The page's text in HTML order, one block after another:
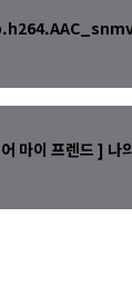
마이 프렌드 ] 나